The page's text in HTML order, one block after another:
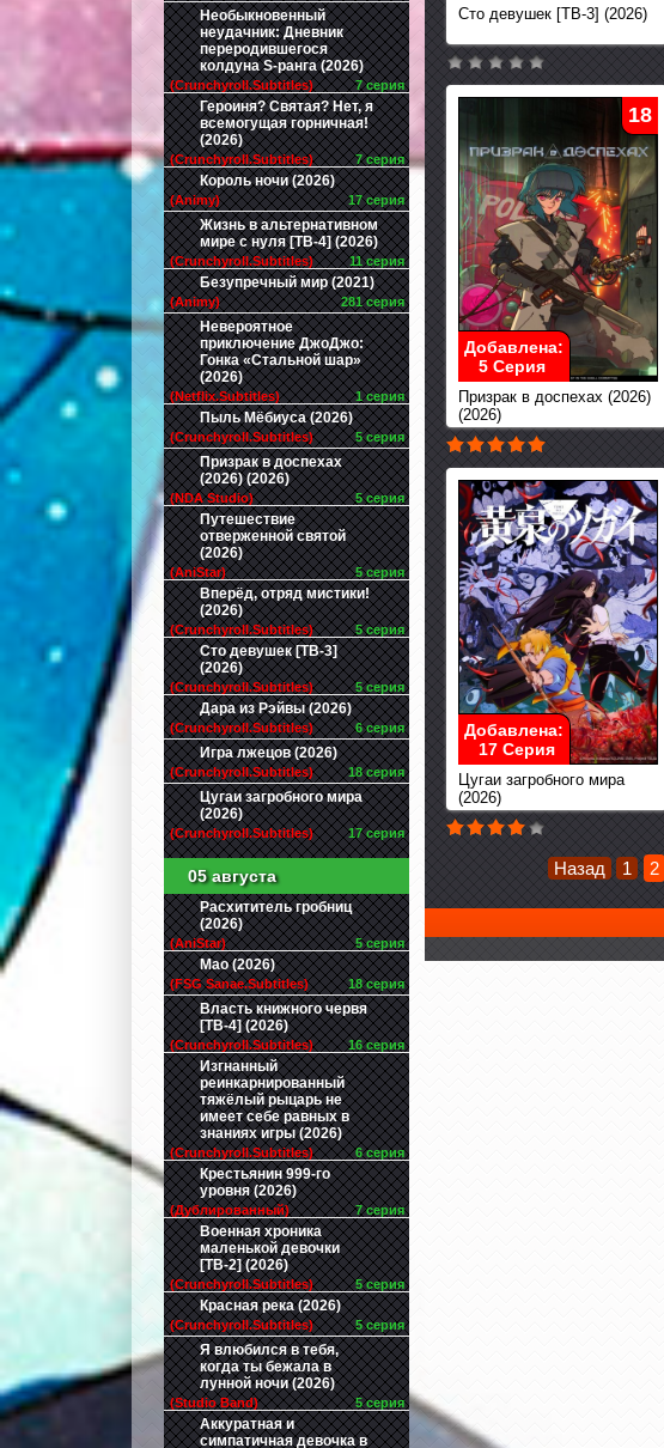
Необыкновенный
неудачник: Дневник
переродившегося
колдуна S-ранга (2026)
(Crunchyroll.Subtitles) 7 серия
Героиня? Святая? Нет, я
всемогущая горничная!
(2026)
(Crunchyroll.Subtitles) 7 серия
Король ночи (2026)
(Animy) 17 серия
Жизнь в альтернативном
мире с нуля [ТВ-4] (2026)
(Crunchyroll.Subtitles) 11 серия
Безупречный мир (2021)
(Animy) 281 серия
Невероятное
приключение ДжоДжо:
Гонка «Стальной шар»
(2026)
(Netflix.Subtitles) 1 серия
Пыль Мёбиуса (2026)
(Crunchyroll.Subtitles) 5 серия
Призрак в доспехах
(2026) (2026)
(NDA Studio) 5 серия
Путешествие
отверженной святой
(2026)
(AniStar) 5 серия
Вперёд, отряд мистики!
(2026)
(Crunchyroll.Subtitles) 5 серия
Сто девушек [ТВ-3]
(2026)
(Crunchyroll.Subtitles) 5 серия
Дара из Рэйвы (2026)
(Crunchyroll.Subtitles) 6 серия
Игра лжецов (2026)
(Crunchyroll.Subtitles) 18 серия
Цугаи загробного мира
(2026)
(Crunchyroll.Subtitles) 17 серия
05 августа
Расхититель гробниц
(2026)
(AniStar) 5 серия
Мао (2026)
(FSG Sanae.Subtitles) 18 серия
Власть книжного червя
[ТВ-4] (2026)
(Crunchyroll.Subtitles) 16 серия
Изгнанный
реинкарнированный
тяжёлый рыцарь не
имеет себе равных в
знаниях игры (2026)
(Crunchyroll.Subtitles) 6 серия
Крестьянин 999-го
уровня (2026)
(Дублированный) 7 серия
Военная хроника
маленькой девочки
[ТВ-2] (2026)
(Crunchyroll.Subtitles) 5 серия
Красная река (2026)
(Crunchyroll.Subtitles) 5 серия
Я влюбился в тебя,
когда ты бежала в
лунной ночи (2026)
(Studio Band) 5 серия
Аккуратная и
симпатичная девочка в
Сто девушек [ТВ-3] (2026)
Призрак в доспехах (2026)
(2026)
18
Добавлена:
5 Серия
Цугаи загробного мира
(2026)
Добавлена:
17 Серия
Назад 1 2